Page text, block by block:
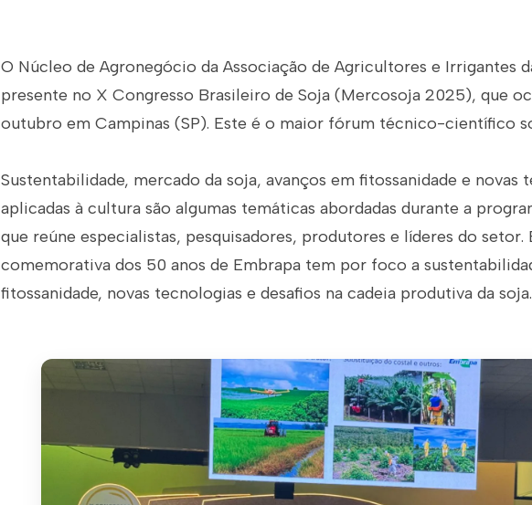
O Núcleo de Agronegócio da Associação de Agricultores e Irrigantes
presente no X Congresso Brasileiro de Soja (Mercosoja 2025), que
outubro em Campinas (SP). Este é o maior fórum técnico-científico
Sustentabilidade, mercado da soja, avanços em fitossanidade e novas
aplicadas à cultura são algumas temáticas abordadas durante a
que reúne especialistas, pesquisadores, produtores e líderes do setor.
comemorativa dos 50 anos de Embrapa tem por foco a
fitossanidade, novas tecnologias e desafios na cadeia produtiva da soja.